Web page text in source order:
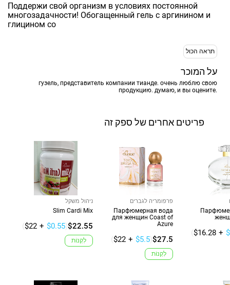
Поддержи свой организм в условиях постоянной
многозадачности! Обогащенный гель с аргинином и
глицином со
תראה הכול
על המוכר
гузель, представитель компании тианде. очень люблю свою
продукцию. думаю, и вы оцените.
פריטים אחרים של ספק זה
ניהול משקל
Slim Cardi Mix
$22.55
($22 + $0.55)
לִקְנוֹת
פרפומריה לגברים
Парфюмерная вода
для женщин Coast of
Azure
$27.5
($22 + $5.5)
לִקְנוֹת
($16.28 +